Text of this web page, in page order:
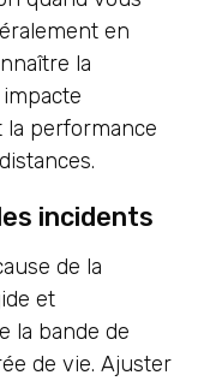
en
la
performance
incidents
de la
et
la bande de
de vie. Ajuster